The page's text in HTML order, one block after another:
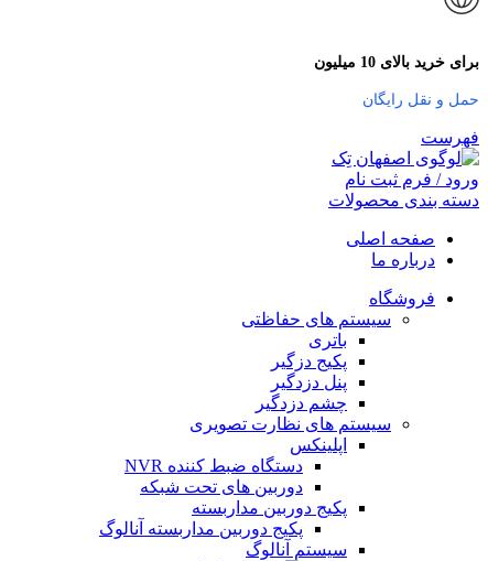
برای خرید بالای 10 میلیون
حمل و نقل رایگان
فهرست
ورود / فرم ثبت نام
دسته بندی محصولات
صفحه اصلی
درباره ما
فروشگاه
سیستم های حفاظتی
باتری
پکیج دزگیر
پنل دزدگیر
چشم دزدگیر
سیستم های نظارت تصویری
اپلینکس
دستگاه ضبط کننده NVR
دوربین های تحت شبکه
پکیج دوربین مداربسته
پکیج دوربین مداربسته آنالوگ
سیستم آنالوگ